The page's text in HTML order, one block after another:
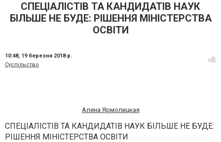
СПЕЦІАЛІСТІВ ТА КАНДИДАТІВ НАУК
БІЛЬШЕ НЕ БУДЕ: РІШЕННЯ МІНІСТЕРСТВА
ОСВІТИ
10:48, 19 березня 2018 р.
Суспільство
Алена Ярмолицкая
СПЕЦІАЛІСТІВ ТА КАНДИДАТІВ НАУК БІЛЬШЕ НЕ БУДЕ:
РІШЕННЯ МІНІСТЕРСТВА ОСВІТИ